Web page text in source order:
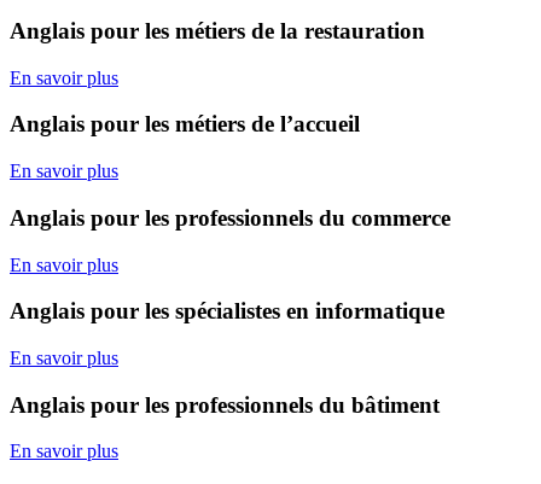
Anglais pour les métiers de la restauration
En savoir plus
Anglais pour les métiers de l’accueil
En savoir plus
Anglais pour les professionnels du commerce
En savoir plus
Anglais pour les spécialistes en informatique
En savoir plus
Anglais pour les professionnels du bâtiment
En savoir plus